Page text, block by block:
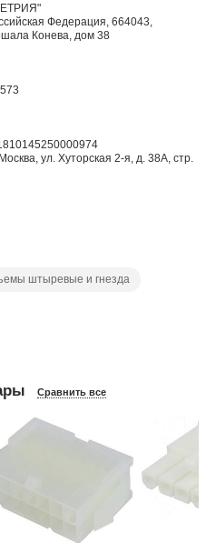
Федерация, 664043,
Конева, дом 38
ул. Хуторская 2-я, д. 38А, стр.
штыревые и гнезда
Сравнить все